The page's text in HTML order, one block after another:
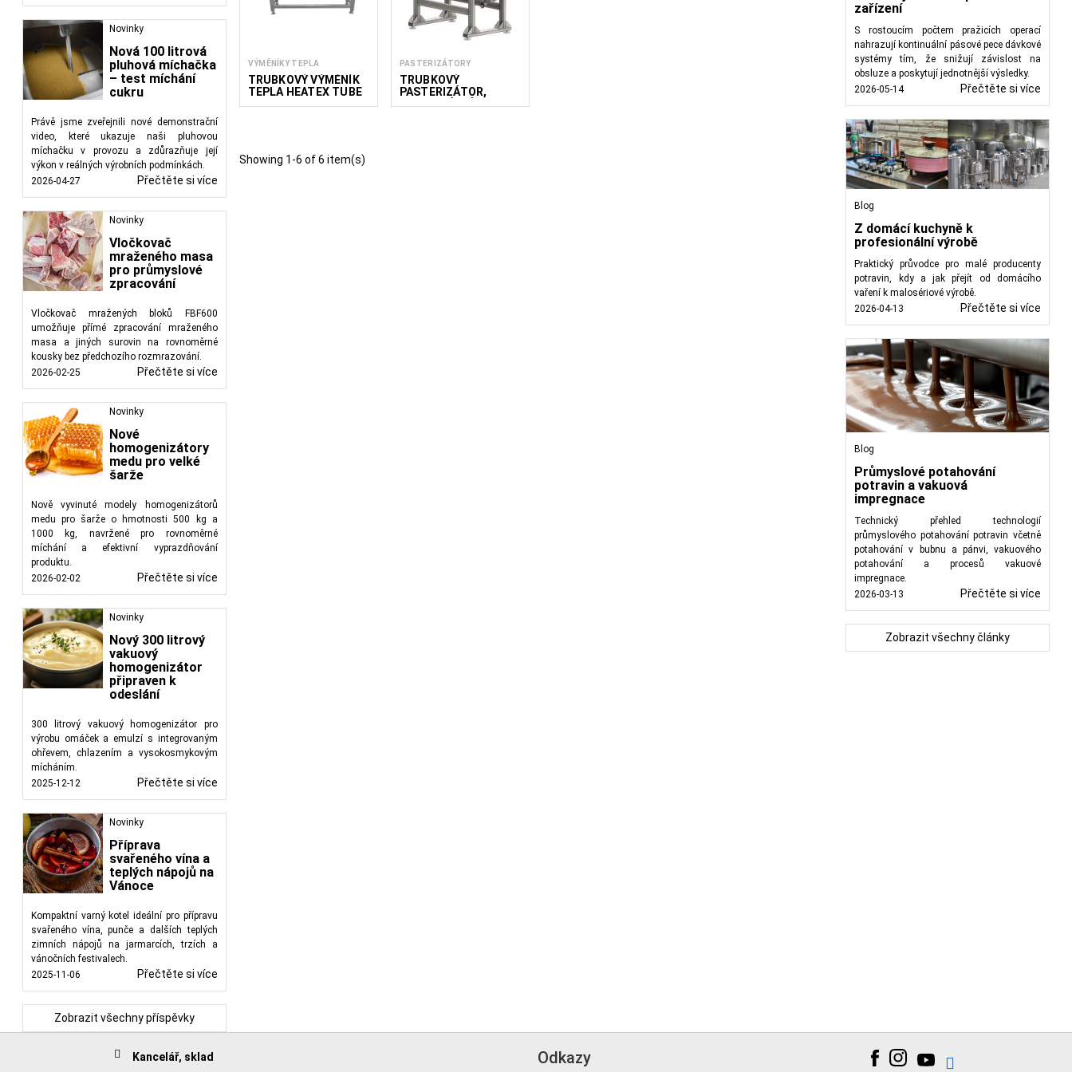
Novinky
Nová 100 litrová
pluhová míchačka
– test míchání
cukru
Právě jsme zveřejnili nové demonstrační
video, které ukazuje naši pluhovou
míchačku v provozu a zdůrazňuje její
výkon v reálných výrobních podmínkách.
2026-04-27
Přečtěte si více
Novinky
Vločkovač
mraženého masa
pro průmyslové
zpracování
Vločkovač mražených bloků FBF600
umožňuje přímé zpracování mraženého
masa a jiných surovin na rovnoměrné
kousky bez předchozího rozmrazování.
2026-02-25
Přečtěte si více
Novinky
Nové
homogenizátory
medu pro velké
šarže
Nově vyvinuté modely homogenizátorů
medu pro šarže o hmotnosti 500 kg a
1000 kg, navržené pro rovnoměrné
míchání a efektivní vyprazdňování
produktu.
2026-02-02
Přečtěte si více
Novinky
Nový 300 litrový
vakuový
homogenizátor
připraven k
odeslání
300 litrový vakuový homogenizátor pro
výrobu omáček a emulzí s integrovaným
ohřevem, chlazením a vysokosmykovým
mícháním.
2025-12-12
Přečtěte si více
Novinky
Příprava
svařeného vína a
teplých nápojů na
Vánoce
Kompaktní varný kotel ideální pro přípravu
svařeného vína, punče a dalších teplých
zimních nápojů na jarmarcích, trzích a
vánočních festivalech.
2025-11-06
Přečtěte si více
Zobrazit všechny příspěvky
VÝMĚNÍKY TEPLA
TRUBKOVÝ VÝMĚNÍK
TEPLA HEATEX TUBE
H
PASTERIZÁTORY
TRUBKOVÝ
PASTERIZÁTOR,
UNIVERZÁLNÍ
Showing 1-6 of 6 item(s)
zařízení
S rostoucím počtem pražicích operací
nahrazují kontinuální pásové pece dávkové
systémy tím, že snižují závislost na
obsluze a poskytují jednotnější výsledky.
2026-05-14
Přečtěte si více
Blog
Z domácí kuchyně k
profesionální výrobě
Praktický průvodce pro malé producenty
potravin, kdy a jak přejít od domácího
vaření k malosériové výrobě.
2026-04-13
Přečtěte si více
Blog
Průmyslové potahování
potravin a vakuová
impregnace
Technický přehled technologií
průmyslového potahování potravin včetně
potahování v bubnu a pánvi, vakuového
potahování a procesů vakuové
impregnace.
2026-03-13
Přečtěte si více
Zobrazit všechny články
Kancelář, sklad Odkazy